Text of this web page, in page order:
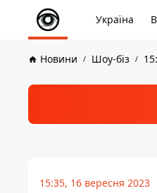
Україна
Новини Шоу-біз
15:35, 16 вересня 2023